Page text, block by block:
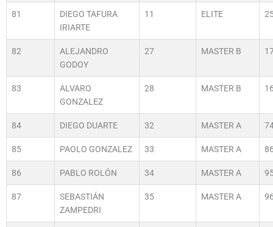
81
DIEGO TAFURA
IRIARTE
11 ELITE
82
ALEJANDRO
GODOY
27 MASTER B
83
ALVARO
GONZALEZ
28 MASTER B
84 DIEGO DUARTE 32 MASTER A
85 PAOLO GONZALEZ 33 MASTER A
86 PABLO ROLÓN 34 MASTER A
87
SEBASTIÁN
ZAMPEDRI
35 MASTER A